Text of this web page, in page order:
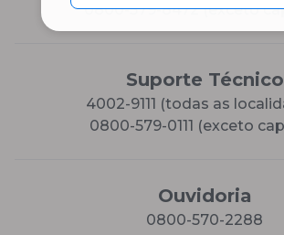
0800-579-8472 (exceto
Suporte Técnico
4002-9111 (todas as
0800-579-0111 (exceto
Ouvidoria
0800-570-2288